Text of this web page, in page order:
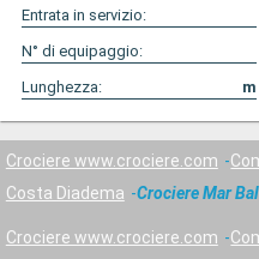
Entrata in servizio:
N° di equipaggio:
Lunghezza:
m
Crociere www.crociere.com
Costa Diadema
Crociere Mar
Crociere www.crociere.com